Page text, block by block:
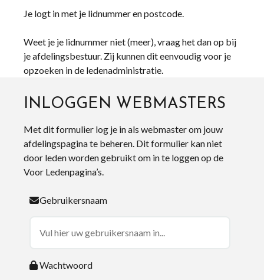
Je logt in met je lidnummer en postcode.
Weet je je lidnummer niet (meer), vraag het dan op bij
je afdelingsbestuur. Zij kunnen dit eenvoudig voor je
opzoeken in de ledenadministratie.
INLOGGEN WEBMASTERS
Met dit formulier log je in als webmaster om jouw
afdelingspagina te beheren. Dit formulier kan niet
door leden worden gebruikt om in te loggen op de
Voor Ledenpagina’s.
Gebruikersnaam
Wachtwoord